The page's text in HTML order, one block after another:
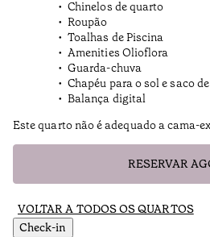
Chinelos de quarto
Roupão
Toalhas de Piscina
Amenities Olioflora
Guarda-chuva
Chapéu para o sol e saco
Balança digital
Este quarto não é adequado a cama-
RESERVAR
VOLTAR A TODOS OS QUARTOS
Check-in